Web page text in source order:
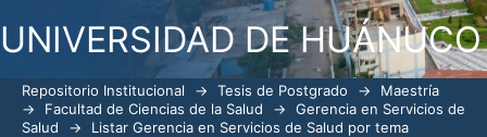
UNIVERSIDAD DE HUÁNUCO
Repositorio Institucional → Tesis de Postgrado →
Maestría
→
Facultad de Ciencias de la Salud →
Gerencia en Servicios de
Salud
→ Listar Gerencia en Servicios de Salud por tema